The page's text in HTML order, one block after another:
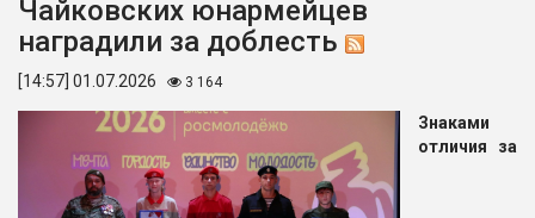
Чайковских юнармейцев
наградили за доблесть
[14:57] 01.07.2026 3 164
Знаками
отличия за